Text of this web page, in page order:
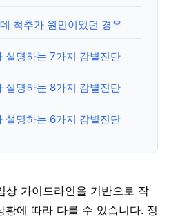
척추가 원인이었던 경우
설명하는 7가지 감별진단
설명하는 8가지 감별진단
설명하는 6가지 감별진단
상 가이드라인을 기반으로 작
황에 따라 다를 수 있습니다. 정